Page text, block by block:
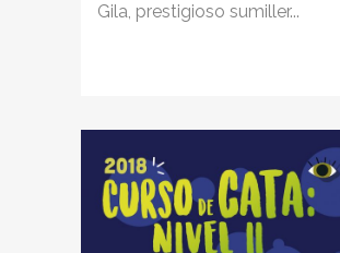
Gila, prestigioso sumiller...